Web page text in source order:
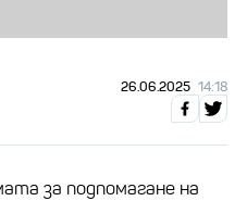
26.06.2025 14:18
за подпомагане на